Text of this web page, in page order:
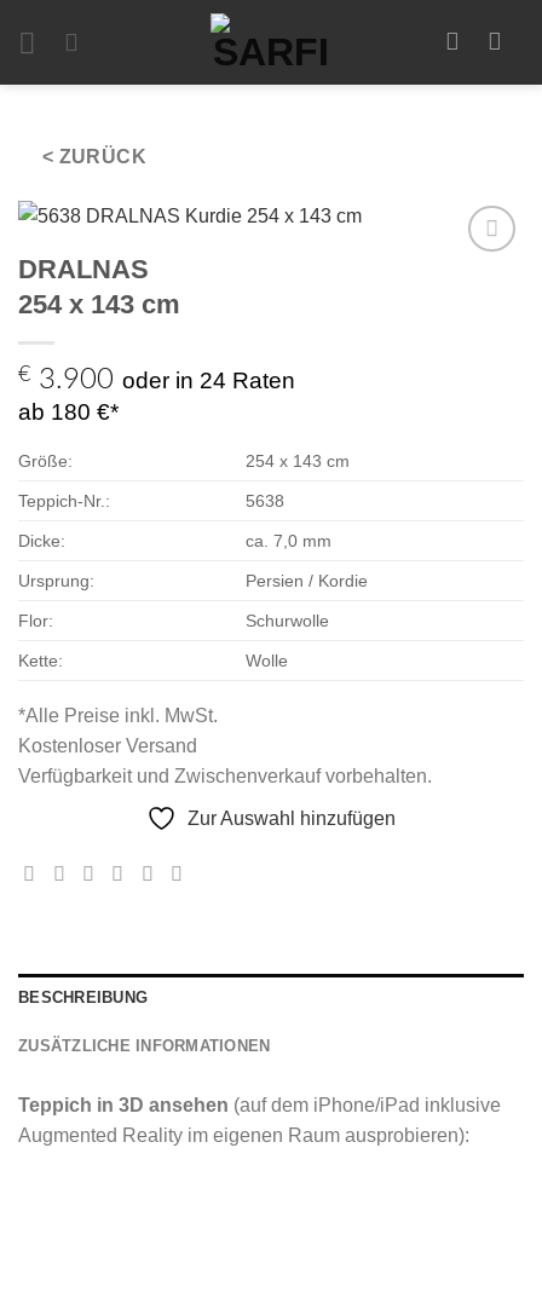
< ZURÜCK
DRALNAS
254 x 143 cm
€ 3.900 oder in 24 Raten
ab 180 €*
Größe: 254 x 143 cm
Teppich-Nr.: 5638
Dicke: ca. 7,0 mm
Ursprung: Persien / Kordie
Flor: Schurwolle
Kette: Wolle
*Alle Preise inkl. MwSt.
Kostenloser Versand
Verfügbarkeit und Zwischenverkauf vorbehalten.
Zur Auswahl hinzufügen
BESCHREIBUNG
ZUSÄTZLICHE INFORMATIONEN
Teppich in 3D ansehen (auf dem iPhone/iPad inklusive
Augmented Reality im eigenen Raum ausprobieren):